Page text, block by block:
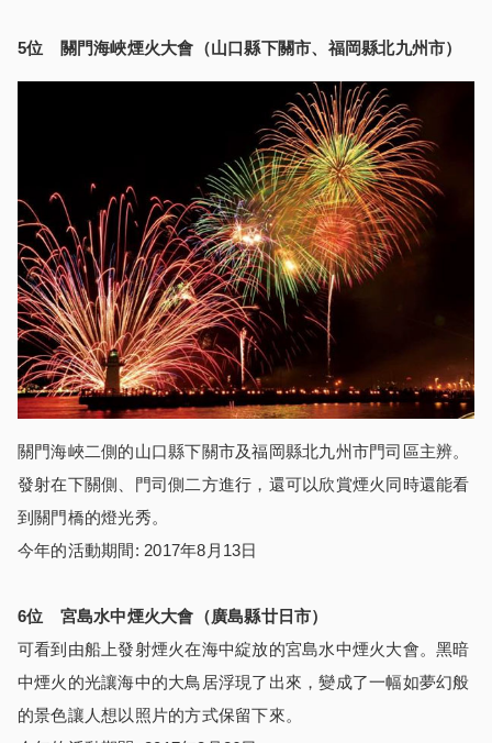
5位 關門海峽煙火大會（山口縣下關市、福岡縣北九州市）
關門海峽二側的山口縣下關市及福岡縣北九州市門司區主辨。
發射在下關側、門司側二方進行，還可以欣賞煙火同時還能看
到關門橋的燈光秀。
今年的活動期間: 2017年8月13日
6位 宮島水中煙火大會（廣島縣廿日市）
可看到由船上發射煙火在海中綻放的宮島水中煙火大會。黑暗
中煙火的光讓海中的大鳥居浮現了出來，變成了一幅如夢幻般
的景色讓人想以照片的方式保留下來。